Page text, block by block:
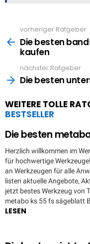
more
vorheriger Ratgeber
Die besten
kaufen
nächster Ratgeber
Die besten
WEITERE TOLLE
BESTSELLER
Die besten
Herzlich willkommen im
für hochwertige
an Werkzeugen für alle
listen aktuelle Angebote,
jetzt bestes Werkzeug von
metabo ks 55 fs sägeblatt
LESEN